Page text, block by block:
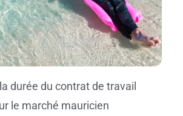
durée du contrat de travail
le marché mauricien